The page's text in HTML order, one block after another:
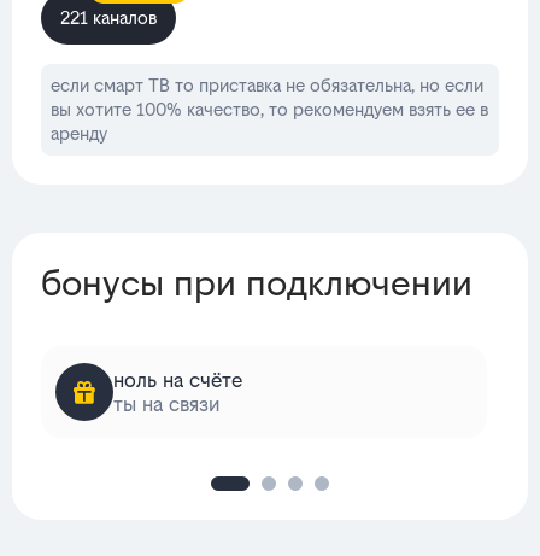
221 каналов
если смарт ТВ то приставка не обязательна, но если
вы хотите 100% качество, то рекомендуем взять ее в
аренду
бонусы при подключении
ноль на счёте
ты на связи